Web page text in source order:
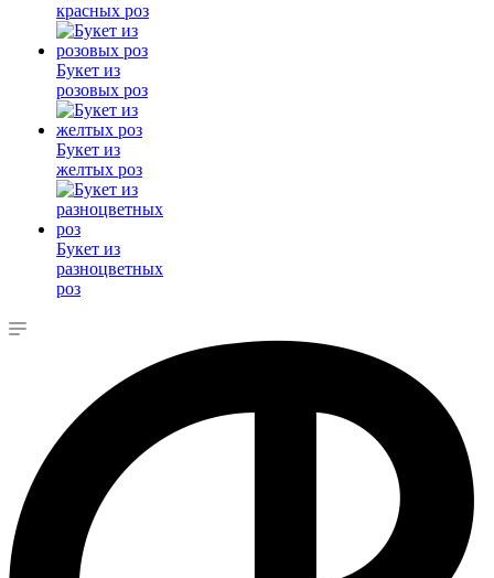
красных роз
Букет из
розовых роз
Букет из
желтых роз
Букет из
разноцветных
роз